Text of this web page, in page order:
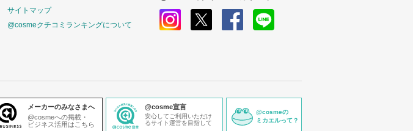
サイトマップ
@cosmeクチコミランキングについて
メーカーのみなさまへ
@cosmeへの掲載・
ビジネス活用はこちら
@cosme宣言
安心してご利用いただけ
るサイト運営を目指して
@cosmeの
ミカエルって？